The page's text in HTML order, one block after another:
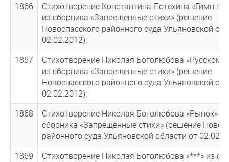
1866
Стихотворение Константина Потехина «Гимн
из сборника «Запрещенные стихи» (решение
Новоспасского районного суда Ульяновской
02.02.2012);
1867
Стихотворение Николая Боголюбова «Русскому
из сборника «Запрещенные стихи» (решение
Новоспасского районного суда Ульяновской
02.02.2012);
1868
Стихотворение Николая Боголюбова «Рынок» из
сборника «Запрещенные стихи» (решение
районного суда Ульяновской области от
1869
Стихотворение Николая Боголюбова «***» из